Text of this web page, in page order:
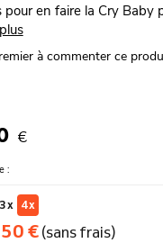
pour en faire la Cry Baby
à commenter ce
€
:
3 x
4 x
€(sans frais)